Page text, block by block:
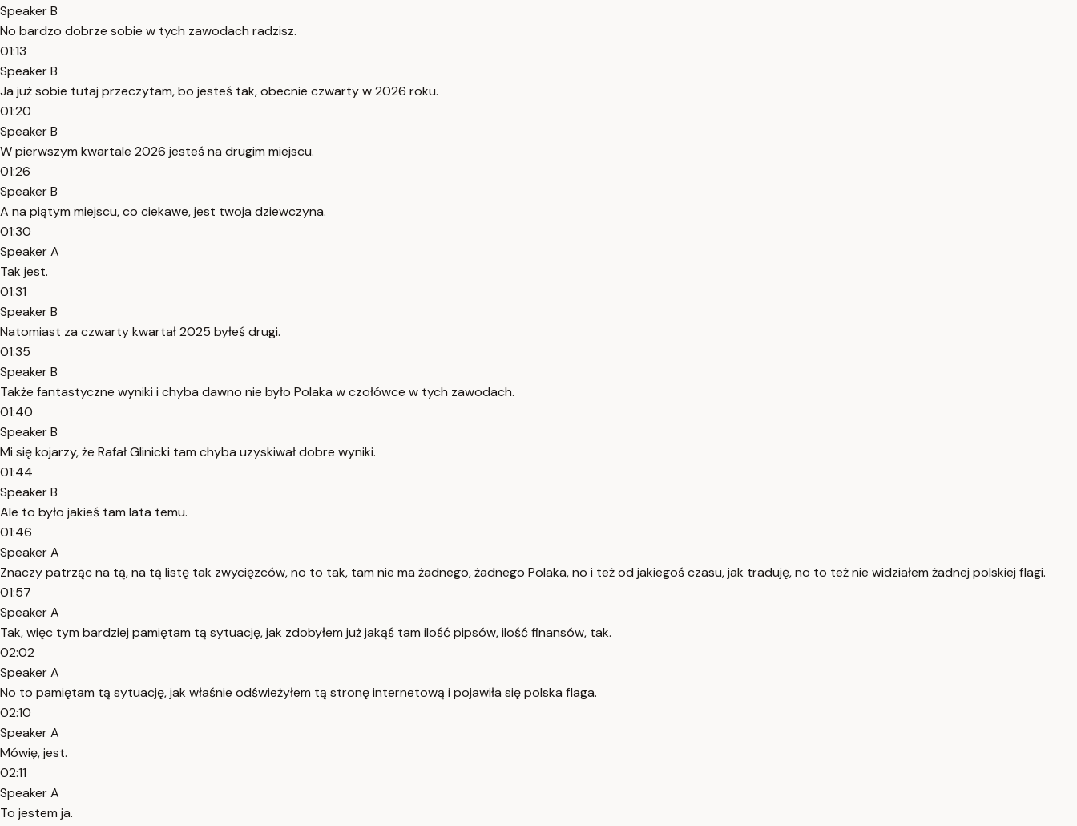
Speaker B
No bardzo dobrze sobie w tych zawodach radzisz.
01:13
Speaker B
Ja już sobie tutaj przeczytam, bo jesteś tak, obecnie czwarty w 2026 roku.
01:20
Speaker B
W pierwszym kwartale 2026 jesteś na drugim miejscu.
01:26
Speaker B
A na piątym miejscu, co ciekawe, jest twoja dziewczyna.
01:30
Speaker A
Tak jest.
01:31
Speaker B
Natomiast za czwarty kwartał 2025 byłeś drugi.
01:35
Speaker B
Także fantastyczne wyniki i chyba dawno nie było Polaka w czołówce w tych zawodach.
01:40
Speaker B
Mi się kojarzy, że Rafał Glinicki tam chyba uzyskiwał dobre wyniki.
01:44
Speaker B
Ale to było jakieś tam lata temu.
01:46
Speaker A
Znaczy patrząc na tą, na tą listę tak zwycięzców, no to tak, tam nie ma żadnego, żadnego Polaka, no i też od jakiegoś czasu, jak traduję, no to też nie widziałem żadnej polskiej flagi.
01:57
Speaker A
Tak, więc tym bardziej pamiętam tą sytuację, jak zdobyłem już jakąś tam ilość pipsów, ilość finansów, tak.
02:02
Speaker A
No to pamiętam tą sytuację, jak właśnie odświeżyłem tą stronę internetową i pojawiła się polska flaga.
02:10
Speaker A
Mówię, jest.
02:11
Speaker A
To jestem ja.